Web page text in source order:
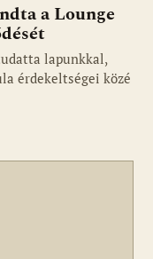
a Lounge
lapunkkal,
érdekeltségei közé